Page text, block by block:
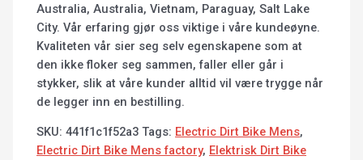
Australia, Australia, Vietnam, Paraguay, Salt Lake
City. Vår erfaring gjør oss viktige i våre kundeøyne.
Kvaliteten vår sier seg selv egenskapene som at
den ikke floker seg sammen, faller eller går i
stykker, slik at våre kunder alltid vil være trygge når
de legger inn en bestilling.
SKU:441f1c1f52a3 Tags: Electric Dirt Bike Mens,
Electric Dirt Bike Mens factory, Elektrisk Dirt Bike